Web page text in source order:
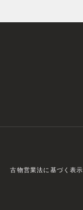
古物営業法に基づく表示